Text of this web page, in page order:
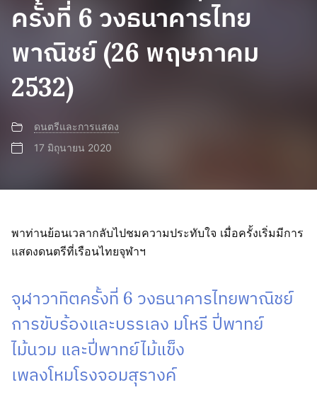
ครั้งที่ 6 วงธนาคารไทย
พาณิชย์ (26 พฤษภาคม
2532)
ดนตรีและการแสดง
17 มิถุนายน 2020
พาท่านย้อนเวลากลับไปชมความประทับใจ เมื่อครั้งเริ่มมีการ
แสดงดนตรีที่เรือนไทยจุฬาฯ
จุฬาวาทิตครั้งที่ 6 วงธนาคารไทยพาณิชย์
การขับร้องและบรรเลง มโหรี ปี่พาทย์
ไม้นวม และปี่พาทย์ไม้แข็ง
เพลงโหมโรงจอมสุรางค์